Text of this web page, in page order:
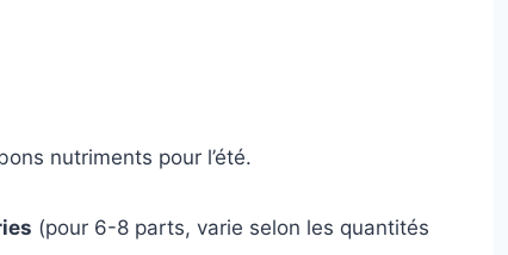
nutriments pour l’été.
(pour 6-8 parts, varie selon les quantités